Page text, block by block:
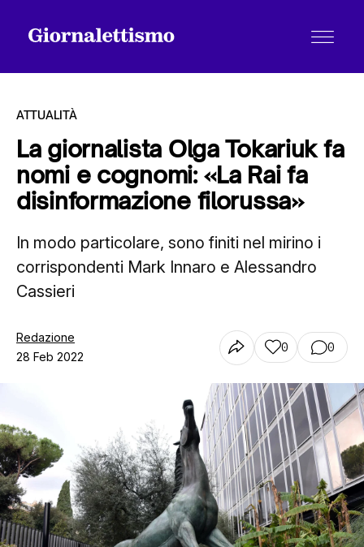
Tutti gli articoli
Chi siamo
ATTUALITÀ
La giornalista Olga Tokariuk fa
nomi e cognomi: «La Rai fa
disinformazione filorussa»
In modo particolare, sono finiti nel mirino i
corrispondenti Mark Innaro e Alessandro
Cassieri
Redazione
28 Feb 2022
0 0